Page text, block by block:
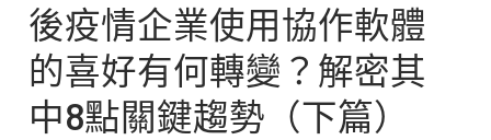
後疫情企業使用協作軟體
的喜好有何轉變？解密其
中8點關鍵趨勢（下篇）